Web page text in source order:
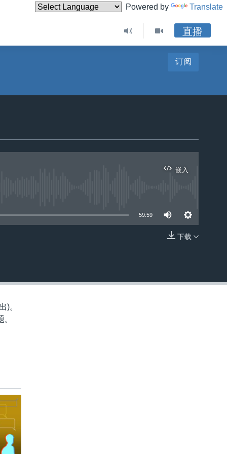
Powered by Translate
直播
订阅
嵌入
59:59
下载
)。